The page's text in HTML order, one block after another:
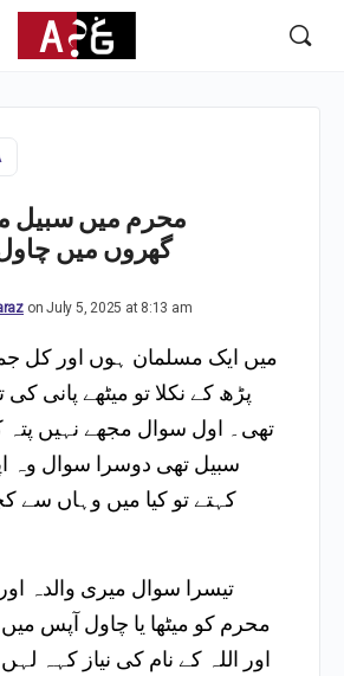
محرم میں سبیل
گھروں میں
on July 5, 2025 at 8:13 am
میں ایک مسلمان ہوں اور کل
پڑھ کے نکلا تو میٹھے پانی
تھی۔ اول سوال مجھے نہیں
سبیل تھی دوسرا سوال وہ
کہتے تو کیا میں وہاں سے
تیسرا سوال میری والدہ
محرم کو میٹھا یا چاول آپس
اور اللہ کے نام کی نیاز کہہ